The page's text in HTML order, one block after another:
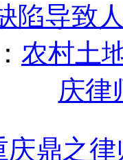
陷导致
农村土
庆律
庆鼎之